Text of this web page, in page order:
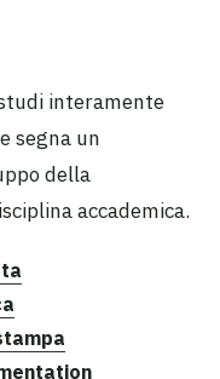
interamente
segna un
della
accademica.